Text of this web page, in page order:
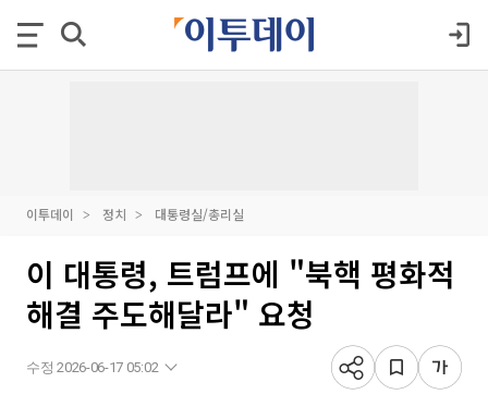
이투데이 정치 대통령실/총리실
이 대통령, 트럼프에 "북핵 평화적
해결 주도해달라" 요청
수정 2026-06-17 05:02